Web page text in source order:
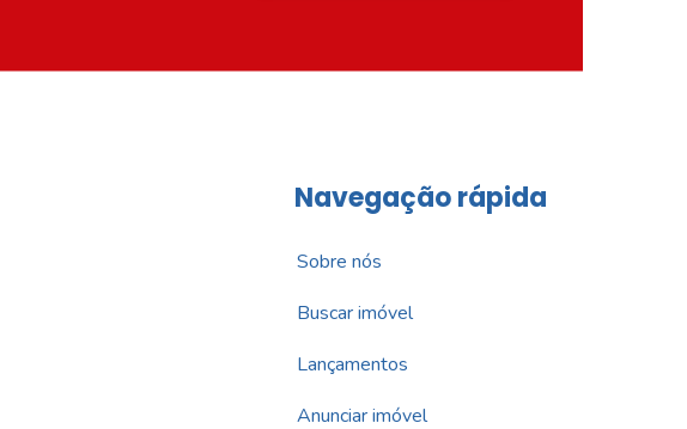
Navegação rápida
Sobre nós
Buscar imóvel
Lançamentos
Anunciar imóvel